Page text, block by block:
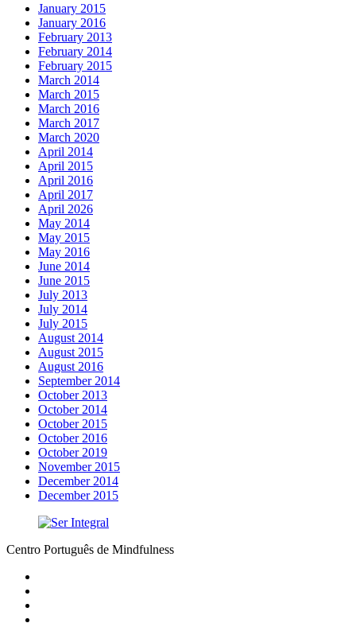
January 2015
January 2016
February 2013
February 2014
February 2015
March 2014
March 2015
March 2016
March 2017
March 2020
April 2014
April 2015
April 2016
April 2017
April 2026
May 2014
May 2015
May 2016
June 2014
June 2015
July 2013
July 2014
July 2015
August 2014
August 2015
August 2016
September 2014
October 2013
October 2014
October 2015
October 2016
October 2019
November 2015
December 2014
December 2015
Centro Português de Mindfulness